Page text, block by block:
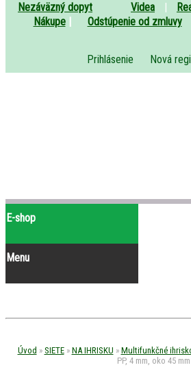
Nezáväzný dopyt Videa |
Nákupe| Odstúpenie od zmluvy
Prihlásenie Nová
E-shop
Menu
Úvod » SIETE » NA IHRISKU » Multifunkčné
PP, 4 mm, oko 45 mm